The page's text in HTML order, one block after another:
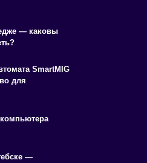
— каковы
SmartMIG
для
—